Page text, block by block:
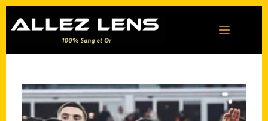
contenu